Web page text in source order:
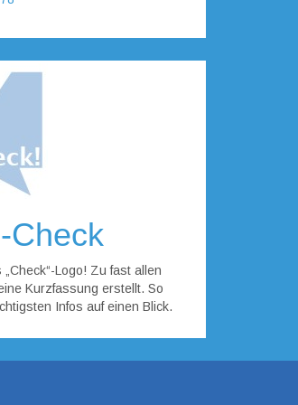
Check
Logo! Zu fast allen
Kurzfassung erstellt. So
Infos auf einen Blick.